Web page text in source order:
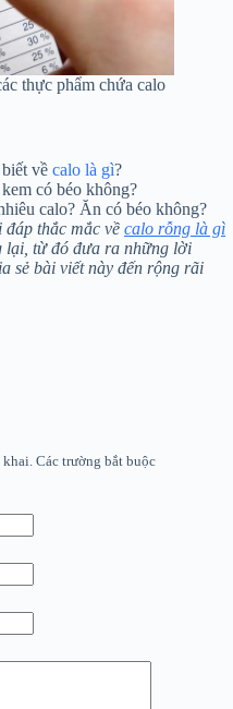
thực phẩm chứa calo
về calo là gì?
có béo không?
calo? Ăn có béo không?
thắc mắc về calo rỗng là gì
lại, từ đó đưa ra những lời
sẻ bài viết này đến rộng rãi
Các trường bắt buộc